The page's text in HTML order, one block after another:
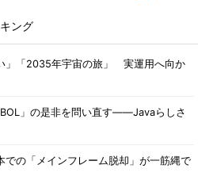
ング
」「2035年宇宙の旅」 実運用へ向か
」の是非を問い直す――Javaらしさ
での「メインフレーム脱却」が一筋縄で